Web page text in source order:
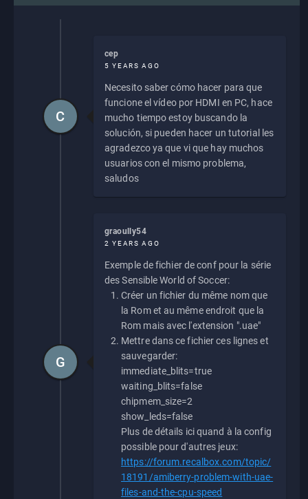
cep
5 YEARS AGO
Necesito saber cómo hacer para que
funcione el vídeo por HDMI en PC, hace
mucho tiempo estoy buscando la
solución, si pueden hacer un tutorial les
agradezco ya que vi que hay muchos
usuarios con el mismo problema,
saludos
C
graoully54
2 YEARS AGO
Exemple de fichier de conf pour la série
des Sensible World of Soccer:
Créer un fichier du même nom que
la Rom et au même endroit que la
Rom mais avec l'extension ".uae"
Mettre dans ce fichier ces lignes et
sauvegarder:
immediate_blits=true
waiting_blits=false
chipmem_size=2
show_leds=false
Plus de détails ici quand à la config
possible pour d'autres jeux:
https://forum.recalbox.com/topic/
18191/amiberry-problem-with-uae-
files-and-the-cpu-speed
G